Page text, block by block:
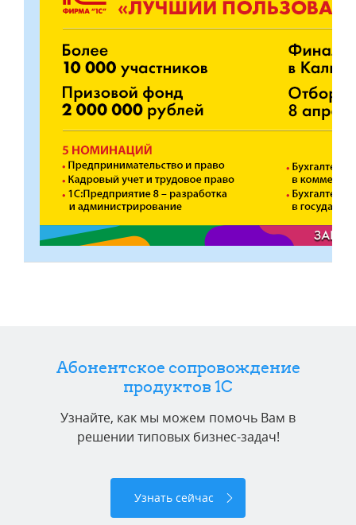
Абонентское сопровождение
продуктов 1C
Узнайте, как мы можем помочь Вам в
решении типовых бизнес-задач!
Узнать сейчас